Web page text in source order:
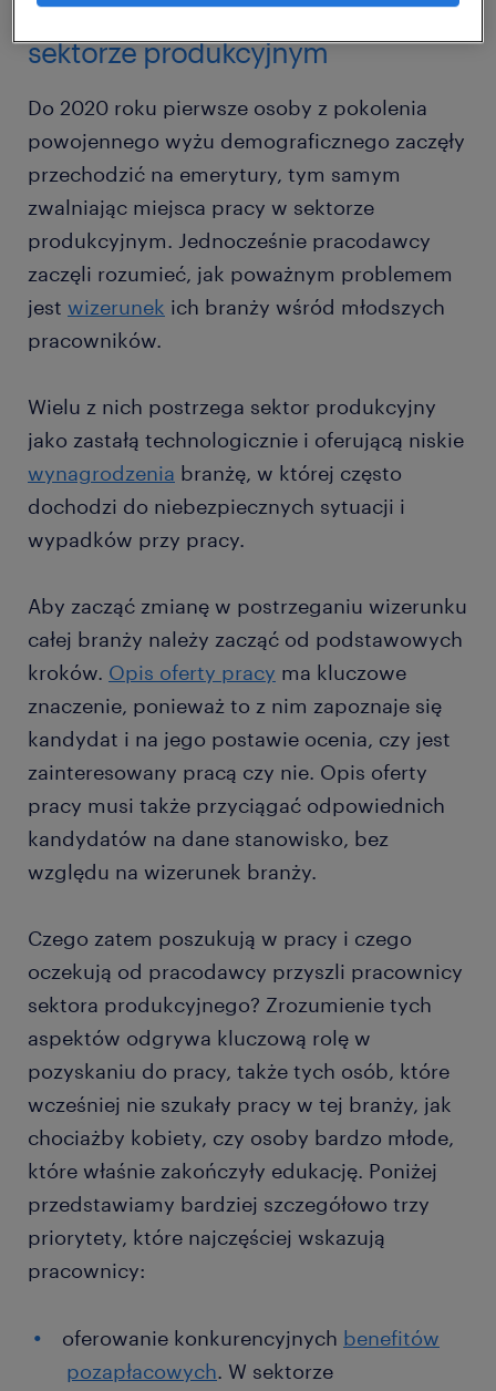
oczekiwania pracowników w
sektorze produkcyjnym
Do 2020 roku pierwsze osoby z pokolenia
powojennego wyżu demograficznego zaczęły
przechodzić na emerytury, tym samym
zwalniając miejsca pracy w sektorze
produkcyjnym. Jednocześnie pracodawcy
zaczęli rozumieć, jak poważnym problemem
jest wizerunek ich branży wśród młodszych
pracowników.
Wielu z nich postrzega sektor produkcyjny
jako zastałą technologicznie i oferującą niskie
wynagrodzenia branżę, w której często
dochodzi do niebezpiecznych sytuacji i
wypadków przy pracy.
Aby zacząć zmianę w postrzeganiu wizerunku
całej branży należy zacząć od podstawowych
kroków. Opis oferty pracy ma kluczowe
znaczenie, ponieważ to z nim zapoznaje się
kandydat i na jego postawie ocenia, czy jest
zainteresowany pracą czy nie. Opis oferty
pracy musi także przyciągać odpowiednich
kandydatów na dane stanowisko, bez
względu na wizerunek branży.
Czego zatem poszukują w pracy i czego
oczekują od pracodawcy przyszli pracownicy
sektora produkcyjnego? Zrozumienie tych
aspektów odgrywa kluczową rolę w
pozyskaniu do pracy, także tych osób, które
wcześniej nie szukały pracy w tej branży, jak
chociażby kobiety, czy osoby bardzo młode,
które właśnie zakończyły edukację. Poniżej
przedstawiamy bardziej szczegółowo trzy
priorytety, które najczęściej wskazują
pracownicy:
oferowanie konkurencyjnych benefitów
pozapłacowych. W sektorze